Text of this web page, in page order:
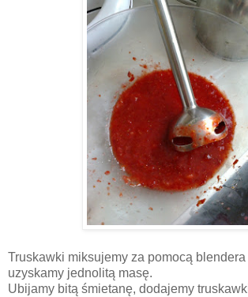
Truskawki miksujemy za pomocą
uzyskamy jednolitą masę.
Ubijamy bitą śmietanę, dodajemy